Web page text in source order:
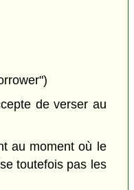
de verser au
au moment où le
toutefois pas les